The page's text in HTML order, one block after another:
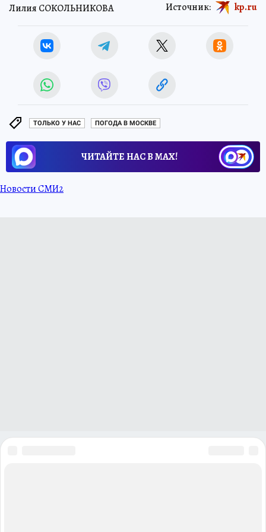
Лилия СОКОЛЬНИКОВА Источник: kp.ru
ТОЛЬКО У НАС ПОГОДА В МОСКВЕ
ЧИТАЙТЕ НАС В МАХ!
Новости СМИ2